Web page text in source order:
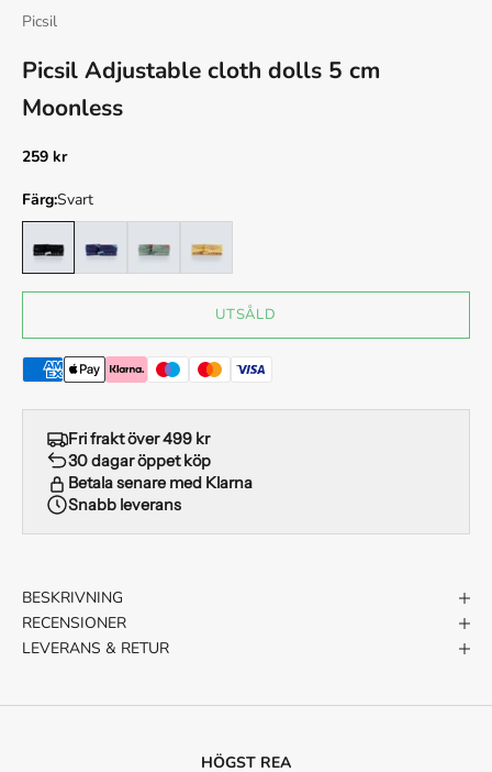
Picsil
Picsil Adjustable cloth dolls 5 cm
Moonless
REA-pris
259 kr
Färg:Svart
UTSÅLD
Fri frakt över 499 kr
30 dagar öppet köp
Betala senare med Klarna
Snabb leverans
BESKRIVNING
RECENSIONER
LEVERANS & RETUR
HÖGST REA